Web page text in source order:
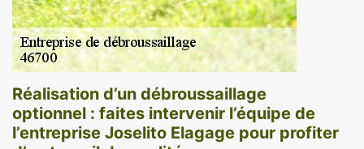
Réalisation d’un débroussaillage
optionnel : faites intervenir l’équipe de
l’entreprise Joselito Elagage pour profiter